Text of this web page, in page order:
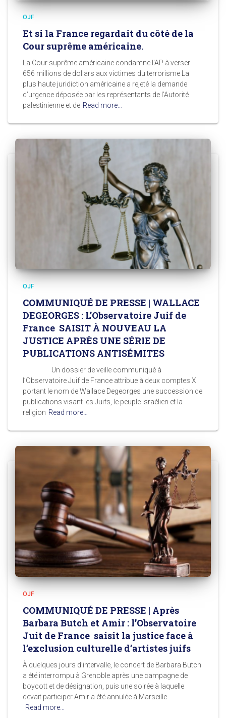
OJF
Et si la France regardait du côté de la
Cour suprême américaine.
La Cour suprême américaine condamne l’AP à verser
656 millions de dollars aux victimes du terrorisme La
plus haute juridiction américaine a rejeté la demande
d’urgence déposée par les représentants de l’Autorité
palestinienne et de Read more…
OJF
COMMUNIQUÉ DE PRESSE | WALLACE
DEGEORGES : L’Observatoire Juif de
France SAISIT À NOUVEAU LA
JUSTICE APRÈS UNE SÉRIE DE
PUBLICATIONS ANTISÉMITES
Un dossier de veille communiqué à
l’Observatoire Juif de France attribue à deux comptes X
portant le nom de Wallace Degeorges une succession de
publications visant les Juifs, le peuple israélien et la
religion Read more…
OJF
COMMUNIQUÉ DE PRESSE | Après
Barbara Butch et Amir : l’Observatoire
Juit de France saisit la justice face à
l’exclusion culturelle d’artistes juifs
À quelques jours d’intervalle, le concert de Barbara Butch
a été interrompu à Grenoble après une campagne de
boycott et de désignation, puis une soirée à laquelle
devait participer Amir a été annulée à Marseille
Read more…